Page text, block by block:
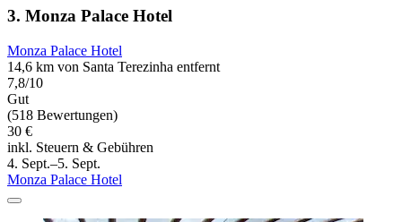
3. Monza Palace Hotel
Monza Palace Hotel
14,6 km von Santa Terezinha entfernt
7,8/10
Gut
(518 Bewertungen)
30 €
inkl. Steuern & Gebühren
4. Sept.–5. Sept.
Monza Palace Hotel